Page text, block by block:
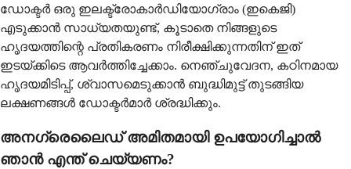
ഡോക്ടർ ഒരു ഇലക്ട്രോകാർഡിയോഗ്രാം (ഇകെജി)
എടുക്കാൻ സാധ്യതയുണ്ട്, കൂടാതെ നിങ്ങളുടെ
ഹൃദയത്തിന്റെ പ്രതികരണം നിരീക്ഷിക്കുന്നതിന് ഇത്
ഇടയ്ക്കിടെ ആവർത്തിച്ചേക്കാം. നെഞ്ചുവേദന, കഠിനമായ
ഹൃദയമിടിപ്പ്, ശ്വാസമെടുക്കാൻ ബുദ്ധിമുട്ട് തുടങ്ങിയ
ലക്ഷണങ്ങൾ ഡോക്ടർമാർ ശ്രദ്ധിക്കും.
അനഗ്രെലൈഡ് അമിതമായി ഉപയോഗിച്ചാൽ
ഞാൻ എന്ത് ചെയ്യണം?